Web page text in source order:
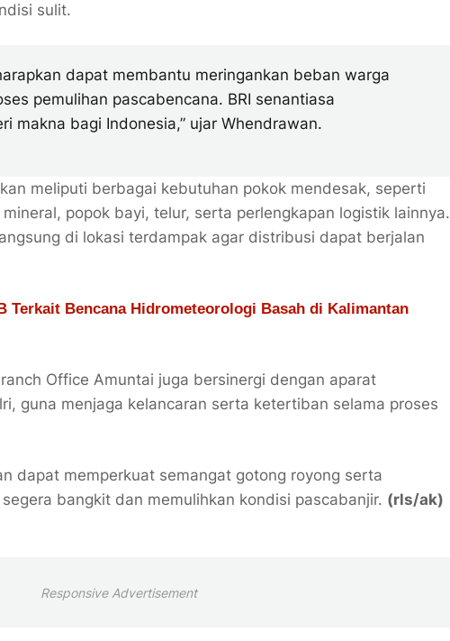
sulit.
dapat membantu meringankan beban warga
pemulihan pascabencana. BRI senantiasa
makna bagi Indonesia,” ujar Whendrawan.
meliputi berbagai kebutuhan pokok mendesak, seperti
popok bayi, telur, serta perlengkapan logistik lainnya.
di lokasi terdampak agar distribusi dapat berjalan
Terkait Bencana Hidrometeorologi Basah di Kalimantan
Office Amuntai juga bersinergi dengan aparat
guna menjaga kelancaran serta ketertiban selama proses
dapat memperkuat semangat gotong royong serta
bangkit dan memulihkan kondisi pascabanjir. (rls/ak)
Responsive Advertisement